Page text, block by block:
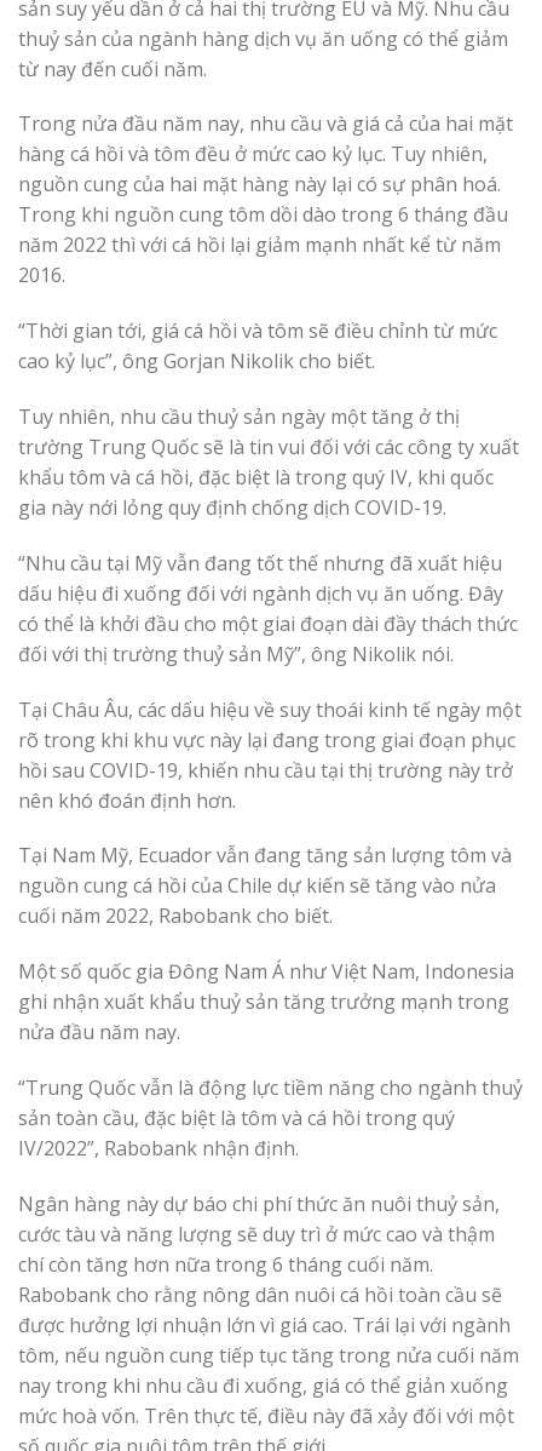
sản suy yếu dần ở cả hai thị trường EU và Mỹ. Nhu cầu
thuỷ sản của ngành hàng dịch vụ ăn uống có thể giảm
từ nay đến cuối năm.
Trong nửa đầu năm nay, nhu cầu và giá cả của hai mặt
hàng cá hồi và tôm đều ở mức cao kỷ lục. Tuy nhiên,
nguồn cung của hai mặt hàng này lại có sự phân hoá.
Trong khi nguồn cung tôm dồi dào trong 6 tháng đầu
năm 2022 thì với cá hồi lại giảm mạnh nhất kể từ năm
2016.
“Thời gian tới, giá cá hồi và tôm sẽ điều chỉnh từ mức
cao kỷ lục”, ông Gorjan Nikolik cho biết.
Tuy nhiên, nhu cầu thuỷ sản ngày một tăng ở thị
trường Trung Quốc sẽ là tin vui đối với các công ty xuất
khẩu tôm và cá hồi, đặc biệt là trong quý IV, khi quốc
gia này nới lỏng quy định chống dịch COVID-19.
“Nhu cầu tại Mỹ vẫn đang tốt thế nhưng đã xuất hiệu
dấu hiệu đi xuống đối với ngành dịch vụ ăn uống. Đây
có thể là khởi đầu cho một giai đoạn dài đầy thách thức
đối với thị trường thuỷ sản Mỹ”, ông Nikolik nói.
Tại Châu Âu, các dấu hiệu về suy thoái kinh tế ngày một
rõ trong khi khu vực này lại đang trong giai đoạn phục
hồi sau COVID-19, khiến nhu cầu tại thị trường này trở
nên khó đoán định hơn.
Tại Nam Mỹ, Ecuador vẫn đang tăng sản lượng tôm và
nguồn cung cá hồi của Chile dự kiến sẽ tăng vào nửa
cuối năm 2022, Rabobank cho biết.
Một số quốc gia Đông Nam Á như Việt Nam, Indonesia
ghi nhận xuất khẩu thuỷ sản tăng trưởng mạnh trong
nửa đầu năm nay.
“Trung Quốc vẫn là động lực tiềm năng cho ngành thuỷ
sản toàn cầu, đặc biệt là tôm và cá hồi trong quý
IV/2022”, Rabobank nhận định.
Ngân hàng này dự báo chi phí thức ăn nuôi thuỷ sản,
cước tàu và năng lượng sẽ duy trì ở mức cao và thậm
chí còn tăng hơn nữa trong 6 tháng cuối năm.
Rabobank cho rằng nông dân nuôi cá hồi toàn cầu sẽ
được hưởng lợi nhuận lớn vì giá cao. Trái lại với ngành
tôm, nếu nguồn cung tiếp tục tăng trong nửa cuối năm
nay trong khi nhu cầu đi xuống, giá có thể giản xuống
mức hoà vốn. Trên thực tế, điều này đã xảy đối với một